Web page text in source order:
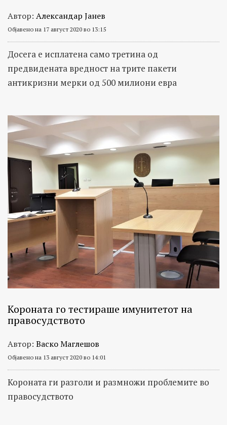
Автор: Александар Јанев
Објавено на 17 август 2020 во 13:15
Досега е исплатена само третина од
предвидената вредност на трите пакети
антикризни мерки од 500 милиони евра
Короната го тестираше имунитетот на
правосудството
Автор: Васко Маглешов
Објавено на 13 август 2020 во 14:01
Короната ги разголи и размножи проблемите во
правосудството